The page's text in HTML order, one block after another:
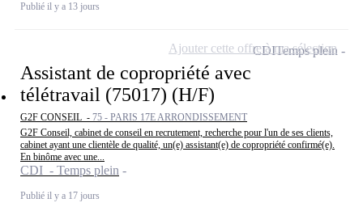
Publié il y a 13 jours
Assistant de copropriété avec
télétravail (75017) (H/F)
G2F CONSEIL - 75 - PARIS 17E ARRONDISSEMENT
G2F Conseil, cabinet de conseil en recrutement, recherche pour l'un de ses clients,
cabinet ayant une clientèle de qualité, un(e) assistant(e) de copropriété confirmé(e).
En binôme avec une...
CDI - Temps plein
Publié il y a 17 jours
CDITemps plein
Ajouter cette offre à ma sélection